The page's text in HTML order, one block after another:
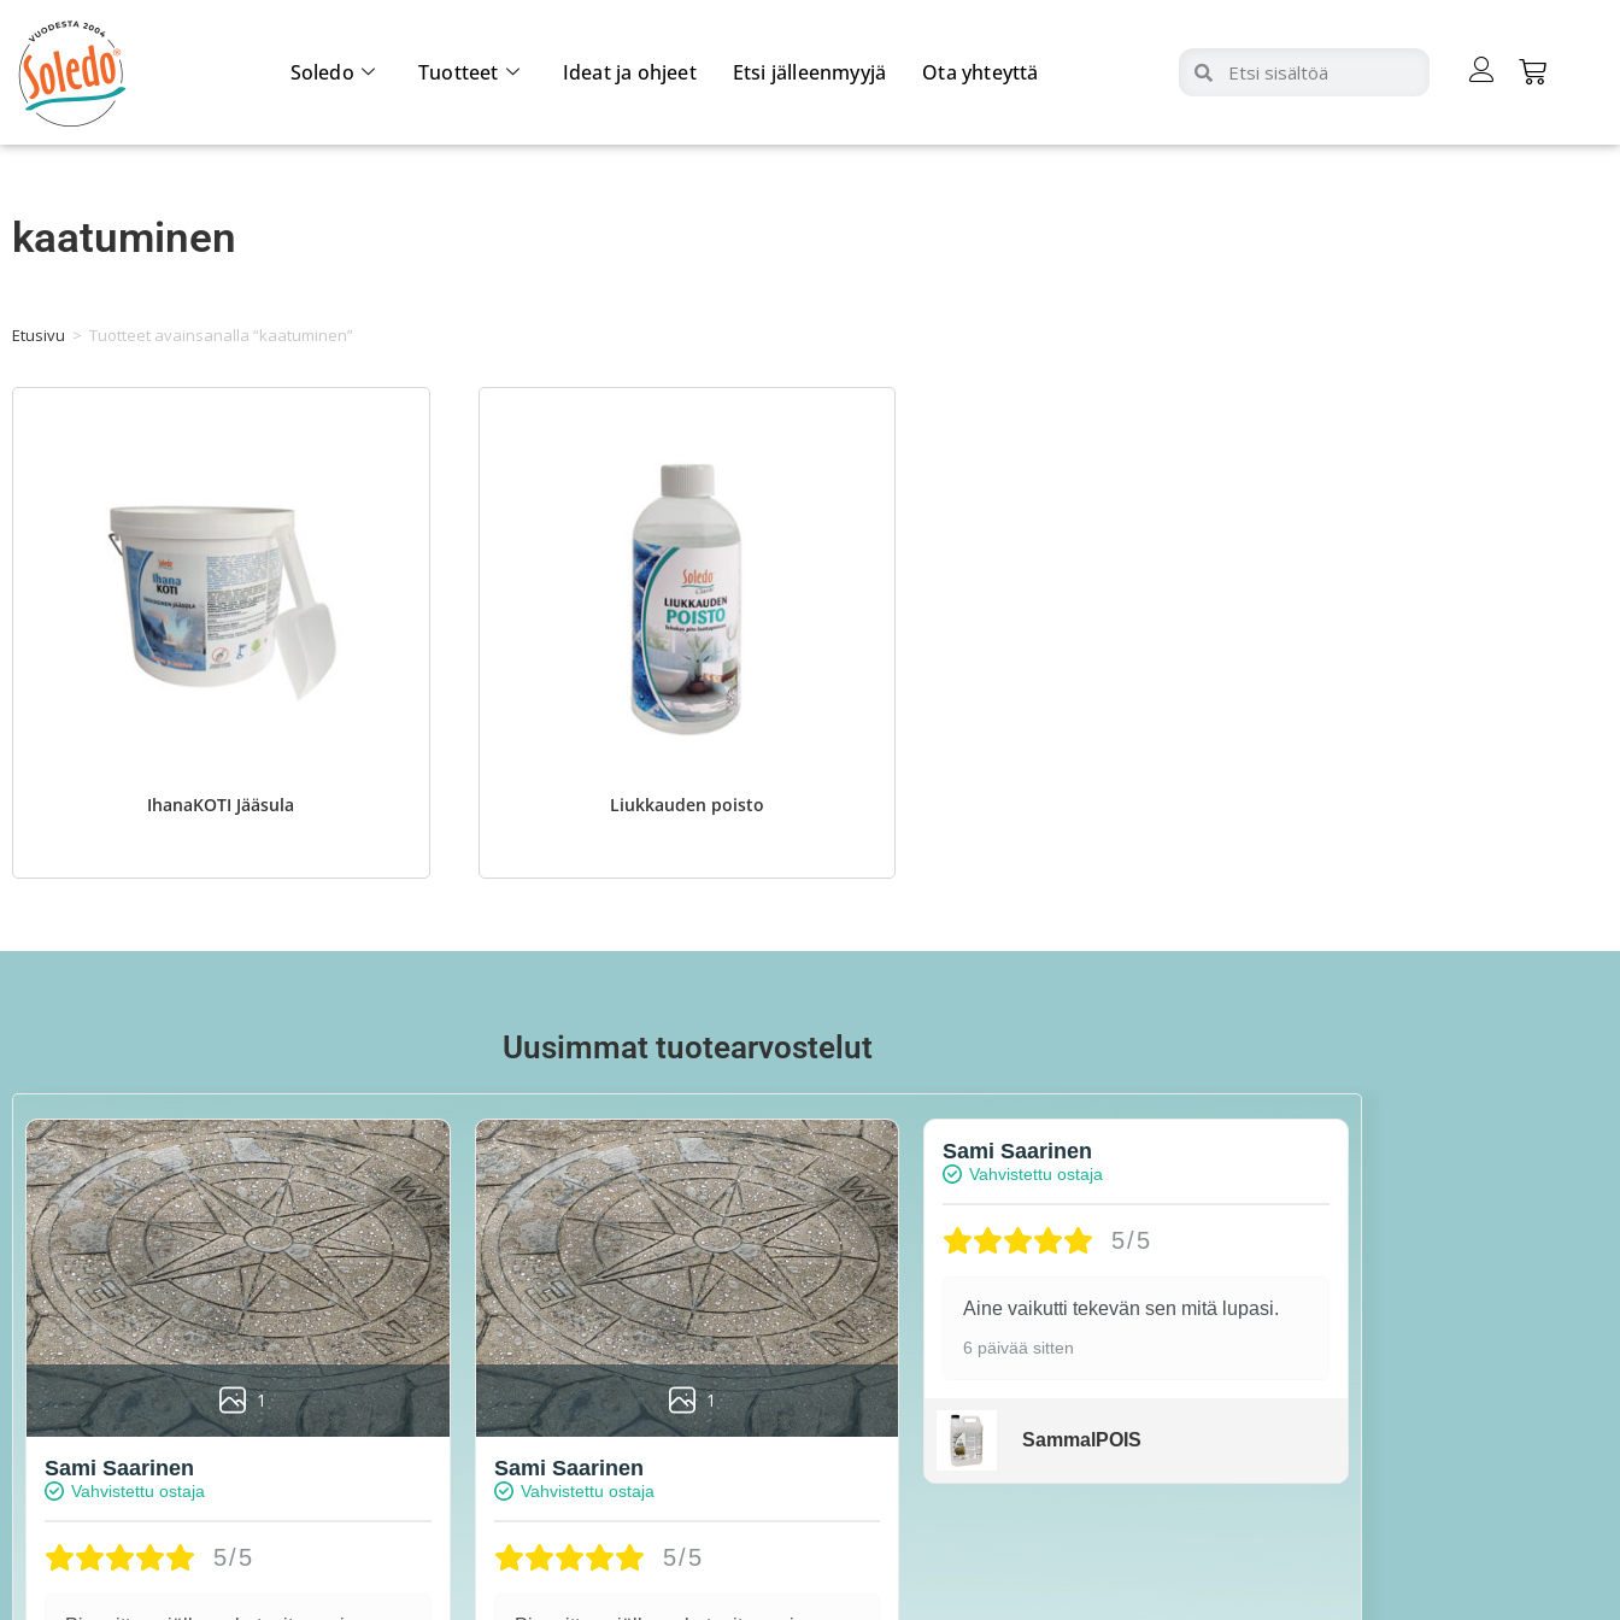
Soledo Tuotteet Ideat ja ohjeet Etsi jälleenmyyjä Ota yhteyttä
kaatuminen
Etusivu > Tuotteet avainsanalla “kaatuminen”
IhanaKOTI Jääsula Liukkauden poisto
Uusimmat tuotearvostelut
1
Sami Saarinen
Vahvistettu ostaja
5/5
1
Sami Saarinen
Vahvistettu ostaja
5/5
Sami Saarinen
Vahvistettu ostaja
5/5
Aine vaikutti tekevän sen mitä lupasi.
6 päivää sitten
SammalPOIS